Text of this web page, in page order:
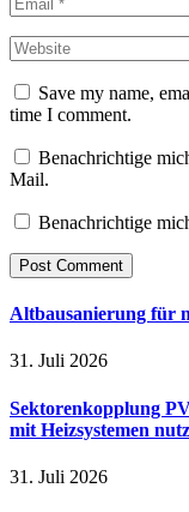
Save my name,
time I comment.
Benachrichtige
Mail.
Benachrichtige
Altbausanierung für
31. Juli 2026
Sektorenkopplung
mit Heizsystemen
31. Juli 2026